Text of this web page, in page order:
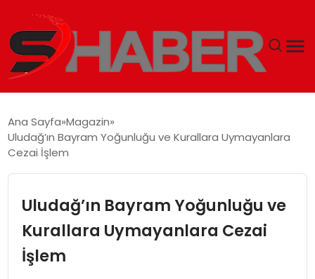
MAGAZIN
EKONOMI
Ana Sayfa Magazin
Uludağ’ın Bayram Yoğunluğu ve Kurallara Uymayanlara
Cezai İşlem
Uludağ’ın Bayram Yoğunluğu ve
Kurallara Uymayanlara Cezai
İşlem